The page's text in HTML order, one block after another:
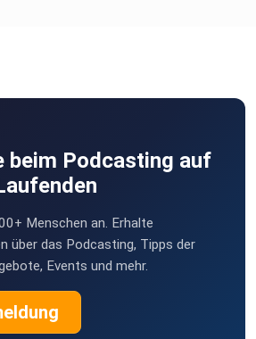
beim Podcasting auf
Menschen an. Erhalte
über das Podcasting, Tipps der
Events und mehr.